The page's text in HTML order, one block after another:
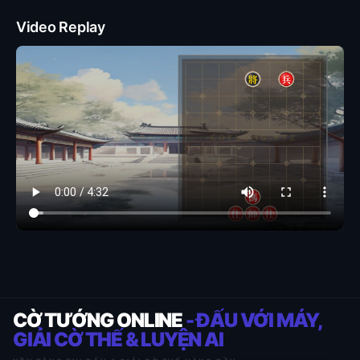
Video Replay
CỜ TƯỚNG ONLINE- ĐẤU VỚI MÁY,
GIẢI CỜ THẾ & LUYỆN AI